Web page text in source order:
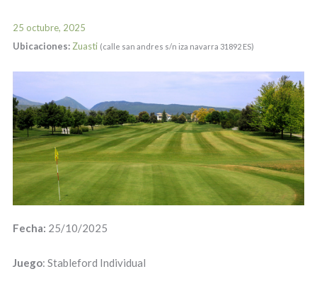
25 octubre, 2025
Ubicaciones: Zuasti (calle san andres s/n iza navarra 31892 ES)
Fecha: 25/10/2025
Juego: Stableford Individual